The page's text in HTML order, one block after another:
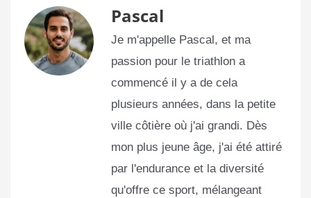
Pascal
Je m'appelle Pascal, et ma
passion pour le triathlon a
commencé il y a de cela
plusieurs années, dans la petite
ville côtière où j'ai grandi. Dès
mon plus jeune âge, j'ai été attiré
par l'endurance et la diversité
qu'offre ce sport, mélangeant